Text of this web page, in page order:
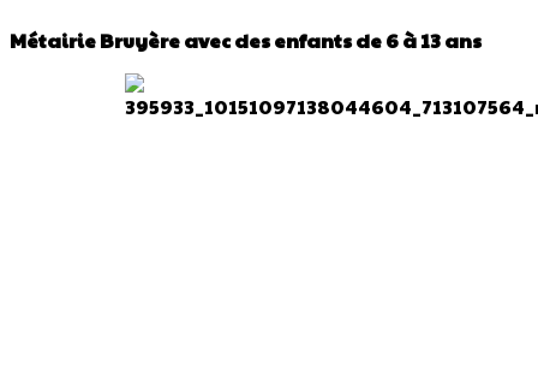
Métairie Bruyère avec des enfants de 6 à 13 ans